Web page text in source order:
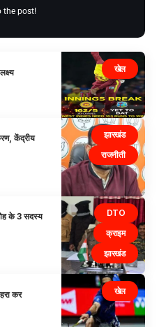
the post!
खेल
झारखंड
राजनीती
केंद्रीय
DTO
क्राइम
झारखंड
के 3 सदस्य
खेल
कर